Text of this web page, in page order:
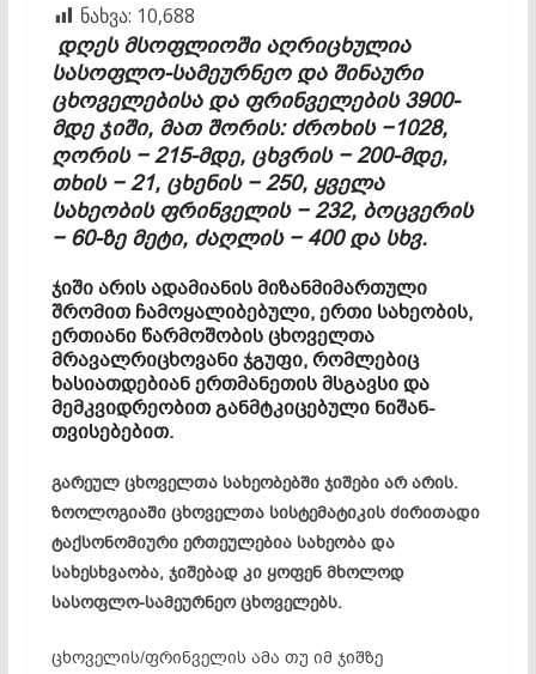
ნახვა: 10,688
დღეს მსოფლიოში აღრიცხულია
სასოფლო-სამეურნეო და შინაური
ცხოველებისა და ფრინველების 3900-
მდე ჯიში, მათ შორის: ძროხის −1028,
ღორის − 215-მდე, ცხვრის − 200-მდე,
თხის − 21, ცხენის − 250, ყველა
სახეობის ფრინველის − 232, ბოცვერის
− 60-ზე მეტი, ძაღლის − 400 და სხვ.
ჯიში არის ადამიანის მიზანმიმართული
შრომით ჩამოყალიბებული, ერთი სახეობის,
ერთიანი წარმოშობის ცხოველთა
მრავალრიცხოვანი ჯგუფი, რომლებიც
ხასიათდებიან ერთმანეთის მსგავსი და
მემკვიდრეობით განმტკიცებული ნიშან-
თვისებებით.
გარეულ ცხოველთა სახეობებში ჯიშები არ არის.
ზოოლოგიაში ცხოველთა სისტემატიკის ძირითადი
ტაქსონომიური ერთეულებია სახეობა და
სახესხვაობა, ჯიშებად კი ყოფენ მხოლოდ
სასოფლო-სამეურნეო ცხოველებს.
ცხოველის/ფრინველის ამა თუ იმ ჯიშზე